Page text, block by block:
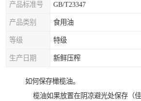
产品标准号 GB/T23347
产品类别 食用油
等级 特级
生产日期 新鲜压榨
如何保存橄榄油。
榄油如果放置在阴凉避光处保存（